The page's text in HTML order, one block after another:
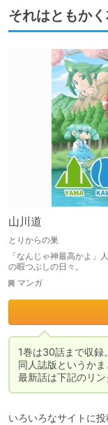
それはともか
山川道
とりからの巣
「なんじゃ神最高かよ」
の暇つぶしの日々。
マンガ
1巻は30話まで収録。
同人誌版というかま
最新話は下記のリン
いろいろなサイトに